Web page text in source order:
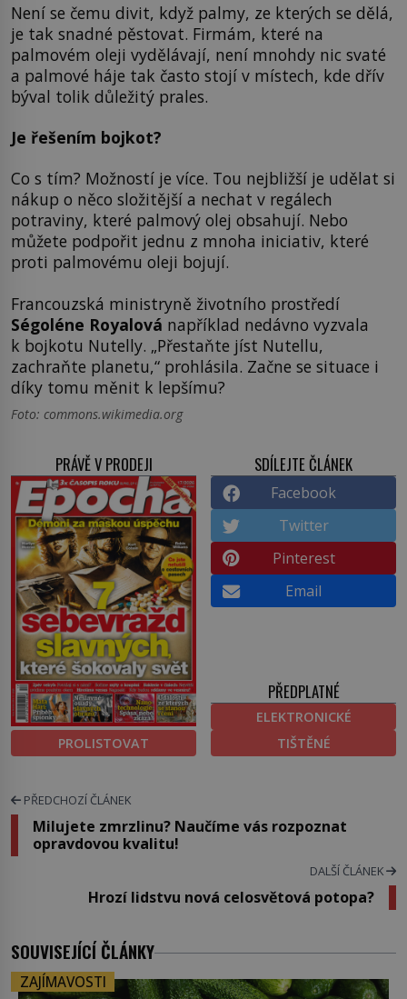
Není se čemu divit, když palmy, ze kterých se dělá,
je tak snadné pěstovat. Firmám, které na
palmovém oleji vydělávají, není mnohdy nic svaté
a palmové háje tak často stojí v místech, kde dřív
býval tolik důležitý prales.
Je řešením bojkot?
Co s tím? Možností je více. Tou nejbližší je udělat si
nákup o něco složitější a nechat v regálech
potraviny, které palmový olej obsahují. Nebo
můžete podpořit jednu z mnoha iniciativ, které
proti palmovému oleji bojují.
Francouzská ministryně životního prostředí
Ségoléne Royalová například nedávno vyzvala
k bojkotu Nutelly. „Přestaňte jíst Nutellu,
zachraňte planetu,“ prohlásila. Začne se situace i
díky tomu měnit k lepšímu?
Foto: commons.wikimedia.org
PRÁVĚ V PRODEJI
PROLISTOVAT
SDÍLEJTE ČLÁNEK
Facebook
Twitter
Pinterest
Email
PŘEDPLATNÉ
ELEKTRONICKÉ
TIŠTĚNÉ
PŘEDCHOZÍ ČLÁNEK
Milujete zmrzlinu? Naučíme vás rozpoznat
opravdovou kvalitu!
DALŠÍ ČLÁNEK
Hrozí lidstvu nová celosvětová potopa?
SOUVISEJÍCÍ ČLÁNKY
ZAJÍMAVOSTI